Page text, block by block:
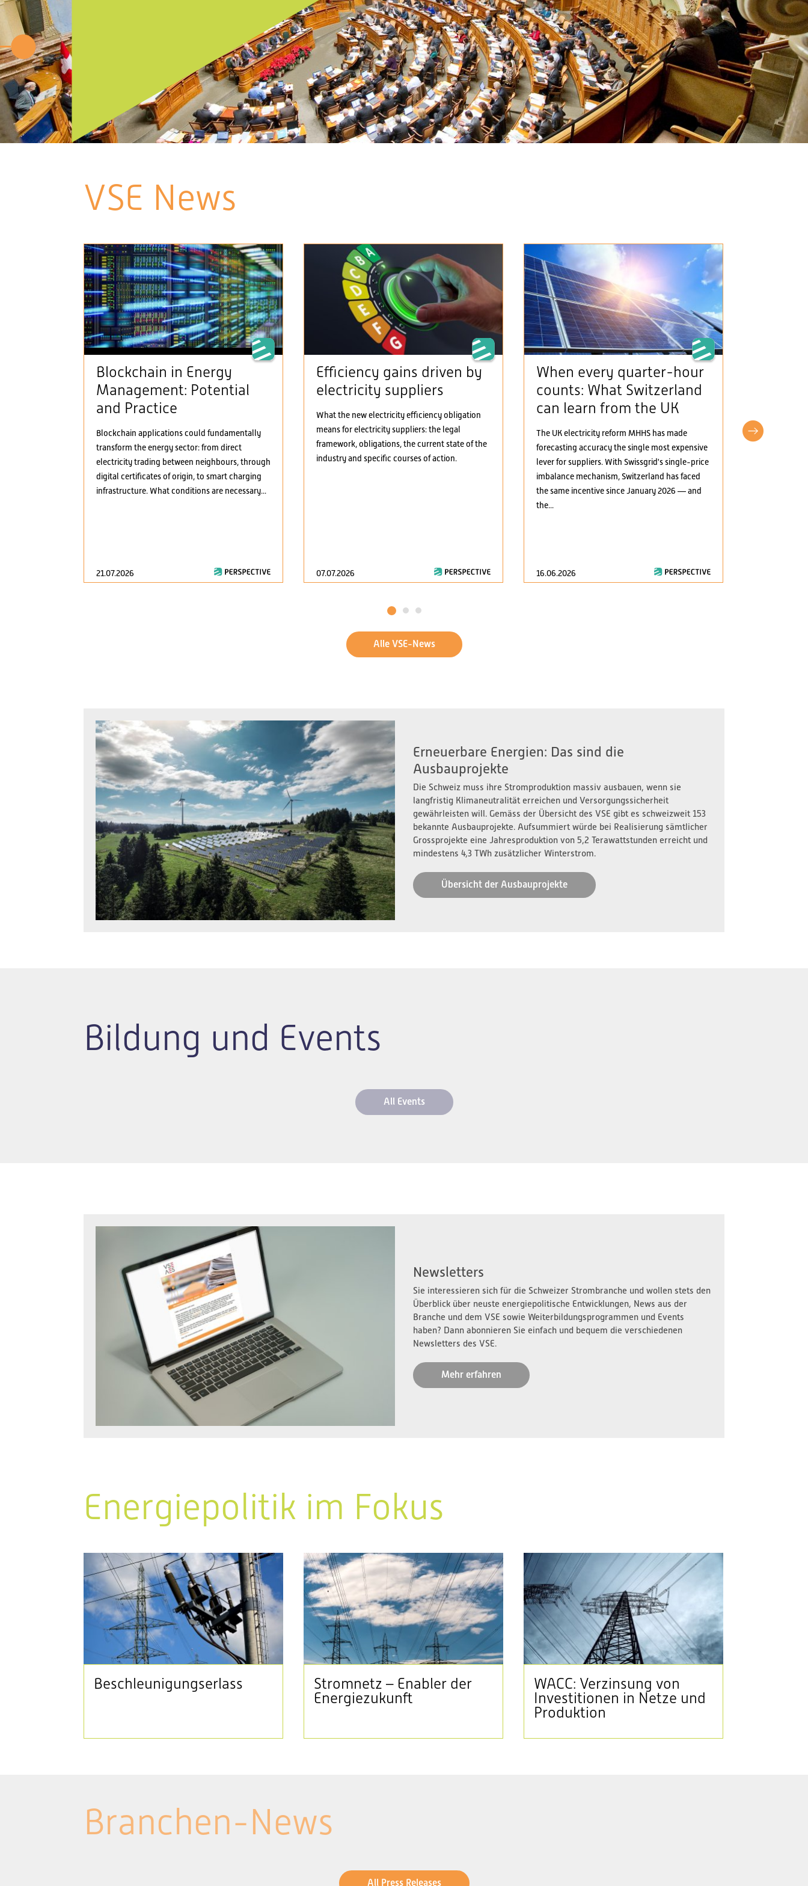
VSE News
Blockchain in Energy
Management: Potential
and Practice
Blockchain applications could fundamentally
transform the energy sector: from direct
electricity trading between neighbours, through
digital certificates of origin, to smart charging
infrastructure. What conditions are necessary...
21.07.2026
Efficiency gains driven by
electricity suppliers
What the new electricity efficiency obligation
means for electricity suppliers: the legal
framework, obligations, the current state of the
industry and specific courses of action.
07.07.2026
When every quarter-hour
counts: What Switzerland
can learn from the UK
The UK electricity reform MHHS has made
forecasting accuracy the single most expensive
lever for suppliers. With Swissgrid's single-price
imbalance mechanism, Switzerland has faced
the same incentive since January 2026 — and
the...
16.06.2026
1 2 3
Alle VSE-News
Erneuerbare Energien: Das sind die
Ausbauprojekte
Die Schweiz muss ihre Stromproduktion massiv ausbauen, wenn sie
langfristig Klimaneutralität erreichen und Versorgungssicherheit
gewährleisten will. Gemäss der Übersicht des VSE gibt es schweizweit 153
bekannte Ausbauprojekte. Aufsummiert würde bei Realisierung sämtlicher
Grossprojekte eine Jahresproduktion von 5,2 Terawattstunden erreicht und
mindestens 4,3 TWh zusätzlicher Winterstrom.
Übersicht der Ausbauprojekte
Bildung und Events
All Events
Newsletters
Sie interessieren sich für die Schweizer Strombranche und wollen stets den
Überblick über neuste energiepolitische Entwicklungen, News aus der
Branche und dem VSE sowie Weiterbildungsprogrammen und Events
haben? Dann abonnieren Sie einfach und bequem die verschiedenen
Newsletters des VSE.
Mehr erfahren
Energiepolitik im Fokus
Beschleunigungserlass
Stromnetz – Enabler der
Energiezukunft
WACC: Verzinsung von
Investitionen in Netze und
Produktion
Branchen-News
All Press Releases